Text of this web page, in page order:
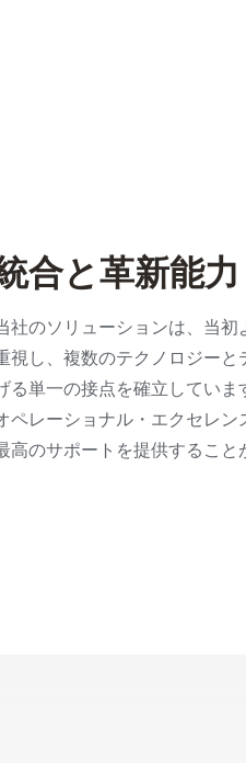
合と革新能力
社のソリューションは、当
視し、複数のテクノロジー
る単一の接点を確立してい
ペレーショナル・エクセレン
高のサポートを提供すること